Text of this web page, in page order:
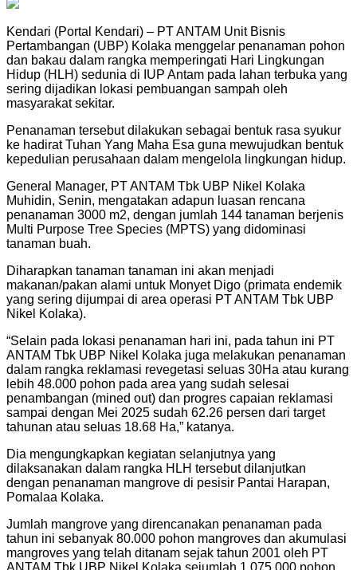
Kendari (Portal Kendari) – PT ANTAM Unit Bisnis
Pertambangan (UBP) Kolaka menggelar penanaman pohon
dan bakau dalam rangka memperingati Hari Lingkungan
Hidup (HLH) sedunia di IUP Antam pada lahan terbuka yang
sering dijadikan lokasi pembuangan sampah oleh
masyarakat sekitar.
Penanaman tersebut dilakukan sebagai bentuk rasa syukur
ke hadirat Tuhan Yang Maha Esa guna mewujudkan bentuk
kepedulian perusahaan dalam mengelola lingkungan hidup.
General Manager, PT ANTAM Tbk UBP Nikel Kolaka
Muhidin, Senin, mengatakan adapun luasan rencana
penanaman 3000 m2, dengan jumlah 144 tanaman berjenis
Multi Purpose Tree Species (MPTS) yang didominasi
tanaman buah.
Diharapkan tanaman tanaman ini akan menjadi
makanan/pakan alami untuk Monyet Digo (primata endemik
yang sering dijumpai di area operasi PT ANTAM Tbk UBP
Nikel Kolaka).
“Selain pada lokasi penanaman hari ini, pada tahun ini PT
ANTAM Tbk UBP Nikel Kolaka juga melakukan penanaman
dalam rangka reklamasi revegetasi seluas 30Ha atau kurang
lebih 48.000 pohon pada area yang sudah selesai
penambangan (mined out) dan progres capaian reklamasi
sampai dengan Mei 2025 sudah 62.26 persen dari target
tahunan atau seluas 18.68 Ha,” katanya.
Dia mengungkapkan kegiatan selanjutnya yang
dilaksanakan dalam rangka HLH tersebut dilanjutkan
dengan penanaman mangrove di pesisir Pantai Harapan,
Pomalaa Kolaka.
Jumlah mangrove yang direncanakan penanaman pada
tahun ini sebanyak 80.000 pohon mangroves dan akumulasi
mangroves yang telah ditanam sejak tahun 2001 oleh PT
ANTAM Tbk UBP Nikel Kolaka sejumlah 1.075.000 pohon.